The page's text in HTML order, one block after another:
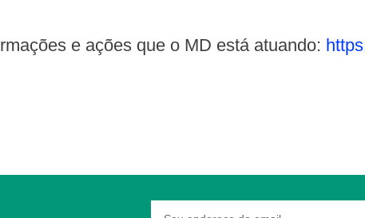
e ações que o MD está atuando: